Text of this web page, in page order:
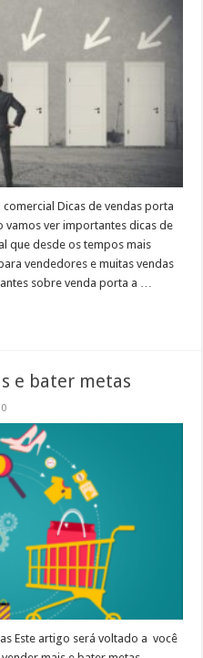
Dicas de vendas porta
vamos ver importantes dicas de
que desde os tempos mais
vendedores e muitas vendas
sobre venda porta a …
e bater metas
0
Este artigo será voltado a você